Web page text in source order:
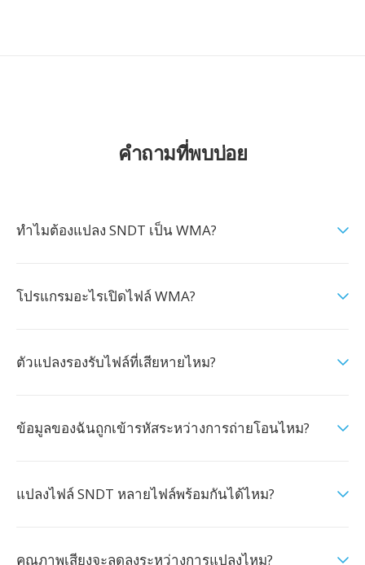
คำถามที่พบบ่อย
ทำไมต้องแปลง SNDT เป็น WMA?
โปรแกรมอะไรเปิดไฟล์ WMA?
ตัวแปลงรองรับไฟล์ที่เสียหายไหม?
ข้อมูลของฉันถูกเข้ารหัสระหว่างการถ่ายโอนไหม?
แปลงไฟล์ SNDT หลายไฟล์พร้อมกันได้ไหม?
คุณภาพเสียงจะลดลงระหว่างการแปลงไหม?